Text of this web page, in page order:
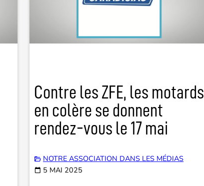
Contre les ZFE, les motards
en colère se donnent
rendez-vous le 17 mai
NOTRE ASSOCIATION DANS LES MÉDIAS
5 MAI 2025